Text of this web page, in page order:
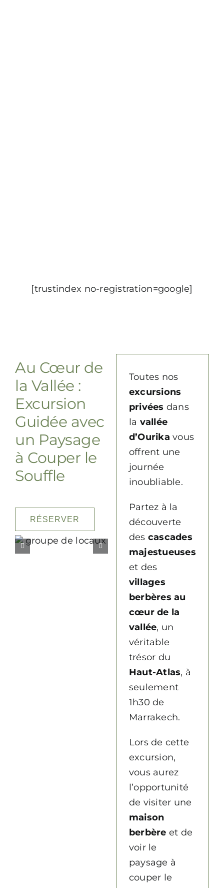
[trustindex no-registration=google]
Au Cœur de
la Vallée :
Excursion
Guidée avec
un Paysage
à Couper le
Souffle
RÉSERVER
Toutes nos
excursions
privées dans
la vallée
d’Ourika vous
offrent une
journée
inoubliable.
Partez à la
découverte
des cascades
majestueuses
et des
villages
berbères au
cœur de la
vallée, un
véritable
trésor du
Haut-Atlas, à
seulement
1h30 de
Marrakech.
Lors de cette
excursion,
vous aurez
l’opportunité
de visiter une
maison
berbère et de
voir le
paysage à
couper le